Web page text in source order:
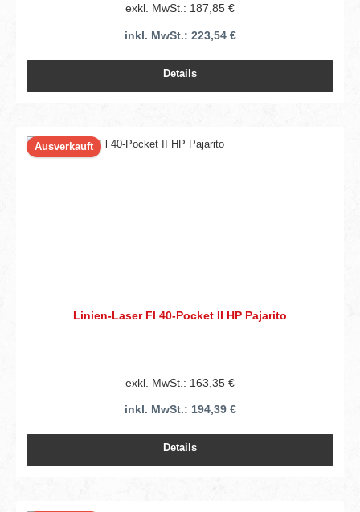
exkl. MwSt.: 187,85 €
inkl. MwSt.: 223,54 €
Details
Ausverkauft
Linien-Laser Fl 40-Pocket II HP Pajarito
exkl. MwSt.: 163,35 €
inkl. MwSt.: 194,39 €
Details